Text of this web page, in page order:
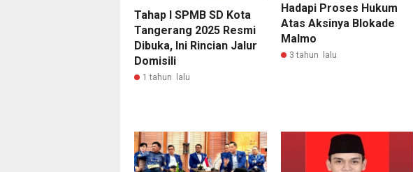
Tahap I SPMB SD Kota
Tangerang 2025 Resmi
Dibuka, Ini Rincian Jalur
Domisili
1 tahun lalu
Hadapi Proses Hukum
Atas Aksinya Blokade
Malmo
3 tahun lalu